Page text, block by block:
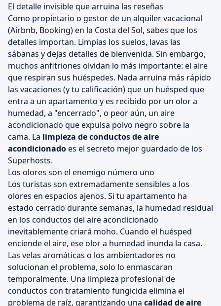
El detalle invisible que arruina las reseñas
Como propietario o gestor de un alquiler vacacional
(Airbnb, Booking) en la Costa del Sol, sabes que los
detalles importan. Limpias los suelos, lavas las
sábanas y dejas detalles de bienvenida. Sin embargo,
muchos anfitriones olvidan lo más importante: el aire
que respiran sus huéspedes. Nada arruina más rápido
las vacaciones (y tu calificación) que un huésped que
entra a un apartamento y es recibido por un olor a
humedad, a "encerrado", o peor aún, un aire
acondicionado que expulsa polvo negro sobre la
cama. La limpieza de conductos de aire
acondicionadoes el secreto mejor guardado de los
Superhosts.
Los olores son el enemigo número uno
Los turistas son extremadamente sensibles a los
olores en espacios ajenos. Si tu apartamento ha
estado cerrado durante semanas, la humedad residual
en los conductos del aire acondicionado
inevitablemente criará moho. Cuando el huésped
enciende el aire, ese olor a humedad inunda la casa.
Las velas aromáticas o los ambientadores no
solucionan el problema, solo lo enmascaran
temporalmente. Una limpieza profesional de
conductos con tratamiento fungicida elimina el
problema de raíz, garantizando una calidad de aire